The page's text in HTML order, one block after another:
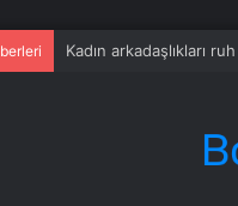
Kadın arkadaşlıkları